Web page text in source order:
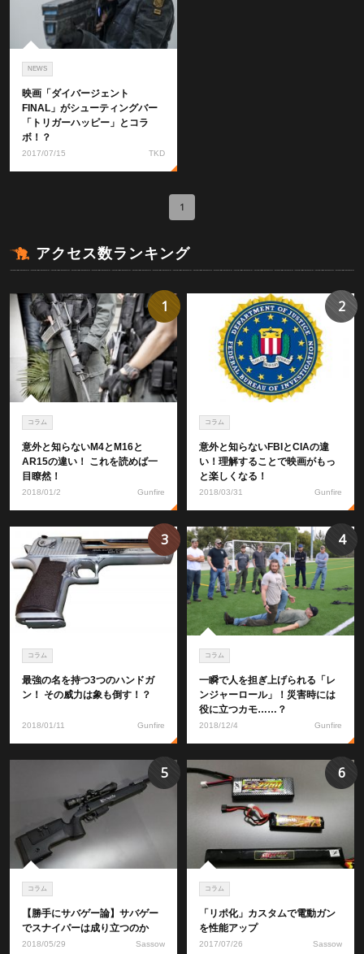
NEWS
映画「ダイバージェント
FINAL」がシューティングバー
「トリガーハッピー」とコラ
ボ！？
2017/07/15 TKD
1
アクセス数ランキング
コラム
意外と知らないM4とM16と
AR15の違い！ これを読めば一
目瞭然！
2018/01/2 Gunfire
1
コラム
意外と知らないFBIとCIAの違
い！理解することで映画がもっ
と楽しくなる！
2018/03/31 Gunfire
2
コラム
最強の名を持つ3つのハンドガ
ン！ その威力は象も倒す！？
2018/01/11 Gunfire
3
コラム
一瞬で人を担ぎ上げられる「レ
ンジャーロール」！災害時には
役に立つカモ……？
2018/12/4 Gunfire
4
コラム
【勝手にサバゲー論】サバゲー
でスナイパーは成り立つのか
2018/05/29 Sassow
5
コラム
「リポ化」カスタムで電動ガン
を性能アップ
2017/07/26 Sassow
6